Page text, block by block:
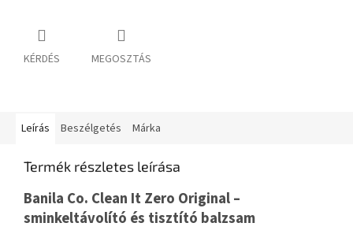
KÉRDÉS MEGOSZTÁS
Leírás Beszélgetés Márka
Termék részletes leírása
Banila Co. Clean It Zero Original –
sminkeltávolító és tisztító balzsam